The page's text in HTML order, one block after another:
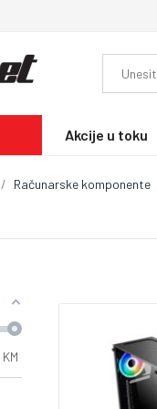
Akcije u toku
Računarske komponente
KM